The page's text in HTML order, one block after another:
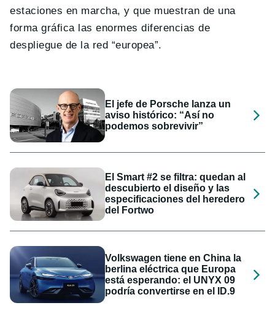
estaciones en marcha, y que muestran de una
forma gráfica las enormes diferencias de
despliegue de la red “europea”.
El jefe de Porsche lanza un
aviso histórico: “Así no
podemos sobrevivir”
El Smart #2 se filtra: quedan al
descubierto el diseño y las
especificaciones del heredero
del Fortwo
Volkswagen tiene en China la
berlina eléctrica que Europa
está esperando: el UNYX 09
podría convertirse en el ID.9